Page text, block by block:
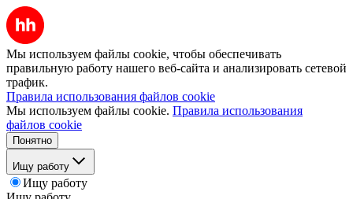
Мы используем файлы cookie, чтобы обеспечивать
правильную работу нашего веб-сайта и анализировать сетевой
трафик.
Правила использования файлов cookie
Мы используем файлы cookie. Правила использования
файлов cookie
Понятно
Ищу работу
Ищу работу